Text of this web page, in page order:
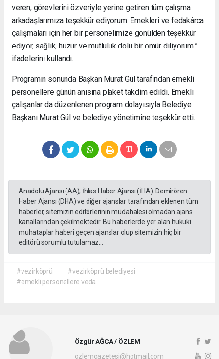
veren, görevlerini özveriyle yerine getiren tüm çalışma
arkadaşlarımıza teşekkür ediyorum. Emekleri ve fedakârca
çalışmaları için her bir personelimize gönülden teşekkür
ediyor, sağlık, huzur ve mutluluk dolu bir ömür diliyorum.”
ifadelerini kullandı.
Programın sonunda Başkan Murat Gül tarafından emekli
personellere günün anısına plaket takdim edildi. Emekli
çalışanlar da düzenlenen program dolayısıyla Belediye
Başkanı Murat Gül ve belediye yönetimine teşekkür etti.
Anadolu Ajansı (AA), İhlas Haber Ajansı (İHA), Demirören
Haber Ajansı (DHA) ve diğer ajanslar tarafından eklenen tüm
haberler, sitemizin editörlerinin müdahalesi olmadan ajans
kanallarından çekilmektedir. Bu haberlerde yer alan hukuki
muhataplar haberi geçen ajanslar olup sitemizin hiç bir
editörü sorumlu tutulamaz...
#vezirköprü
#vezirköprü belediyesi
#emekli personellere veda
Özgür AĞCA / ÖZLEM
ozlemgazetesi@hotmail.com